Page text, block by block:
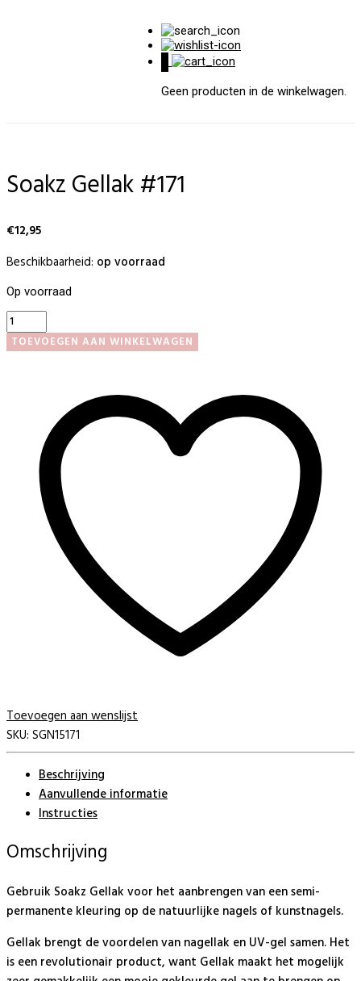
Geen producten in de winkelwagen.
Soakz Gellak #171
€12,95
Beschikbaarheid: op voorraad
Op voorraad
Soakz
Gellak
#171
TOEVOEGEN AAN WINKELWAGEN
Toevoegen aan wenslijst
SKU: SGN15171
Beschrijving
Aanvullende informatie
Instructies
Omschrijving
Gebruik Soakz Gellak voor het aanbrengen van een semi-
permanente kleuring op de natuurlijke nagels of kunstnagels.
Gellak brengt de voordelen van nagellak en UV-gel samen. Het
is een revolutionair product, want Gellak maakt het mogelijk